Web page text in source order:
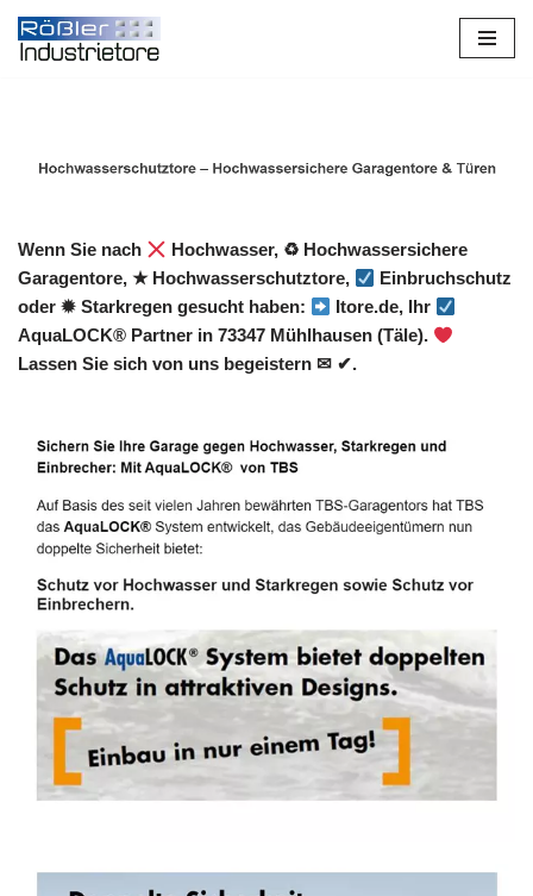
Zum
Wenn Sie nach
Hochwasser, ♻ Hochwassersichere
Garagentore, ★ Hochwasserschutztore,
Einbruchschutz
oder ✹ Starkregen gesucht haben:
Itore.de, Ihr
AquaLOCK® Partner in 73347 Mühlhausen (Täle).
Lassen Sie sich von uns begeistern ✉ ✔.